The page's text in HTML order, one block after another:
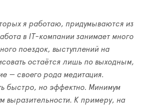
я работаю, придумываются из
в IT-компании занимает много
поездок, выступлений на
остаётся лишь по выходным,
— своего рода медитация.
быстро, но эффектно. Минимум
выразительности. К примеру, на